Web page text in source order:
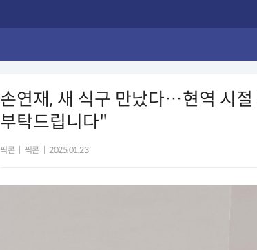
손연재, 새 식구 만났다…현역 시
부탁드립니다"
픽콘 픽콘 2025.01.23